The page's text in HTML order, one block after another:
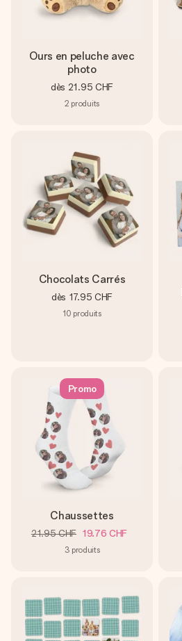
Ours en peluche avec
photo
dès 21.95 CHF
2 produits
Chocolats Carrés
dès 17.95 CHF
10 produits
Promo
Chaussettes
21.95 CHF 19.76 CHF
3 produits